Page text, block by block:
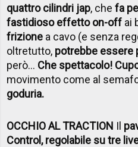
quattro cilindri jap, chefa
fastidioso effetto on-off ai
frizione a cavo (e senza
oltretutto, potrebbe essere
però... Che spettacolo!
movimento come al
goduria.
OCCHIO AL TRACTION Il
Control, regolabile su tre